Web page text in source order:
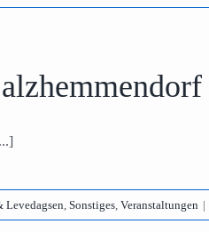
Levedagsen, Sonstiges, Veranstaltungen |